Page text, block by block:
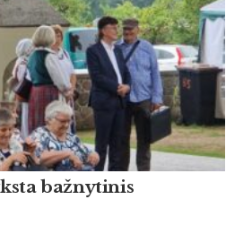
bažnytinis